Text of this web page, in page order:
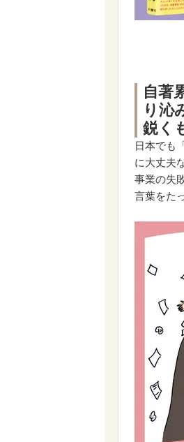
自著
り沁
鋭く
日本でも
に大丈夫
事業の失
言葉をた